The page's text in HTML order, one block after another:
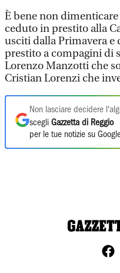
È bene non
ceduto in prestito alla
usciti dalla Primavera e
prestito a compagini di
Lorenzo Manzotti che
Cristian Lorenzi che
Non lasciare decidere
scegli Gazzetta di Reggio
per le tue notizie su